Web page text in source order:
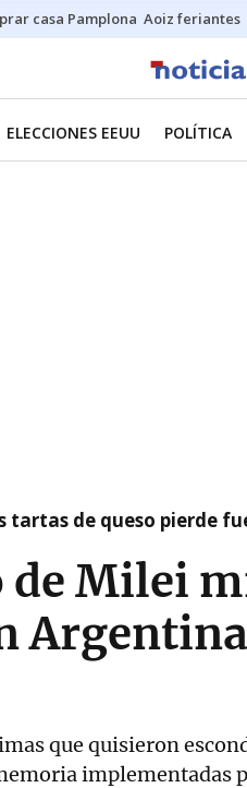
casa Pamplona Aoiz feriantes
ELECCIONES EEUU POLÍTICA
tartas de queso pierde
de Milei
que quisieron
implementadas